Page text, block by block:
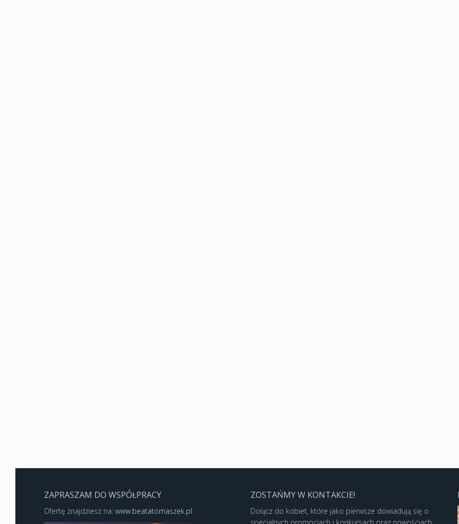
ZAPRASZAM DO WSPÓŁPRACY
Ofertę znajdziesz na: www.beatatomaszek.pl
ZOSTAŃMY W KONTAKCIE!
Dołącz do kobiet, które jako pierwsze dowiadują się o